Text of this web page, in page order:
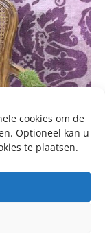
cookies om de
Optioneel kan u
te plaatsen.